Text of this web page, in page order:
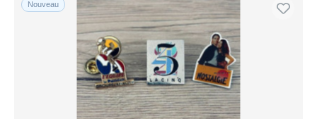
Uniquement en réduction
Livraison gratuite
Méthodes de paiement
PayPal
Virement bancaire
Visa
Nouveau